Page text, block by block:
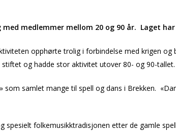
medlemmer mellom 20 og 90 år. Laget
opphørte trolig i forbindelse med krigen og
og hadde stor aktivitet utover 80- og 90-tallet.
som samlet mange til spell og dans i Brekken.
spesielt folkemusikktradisjonen etter de gamle